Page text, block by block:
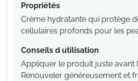
Propriétés
Crème hydratante qui protège
cellulaires profonds pour les
Conseils d utilisation
Appliquer le produit juste avant
Renouveler généreusement et